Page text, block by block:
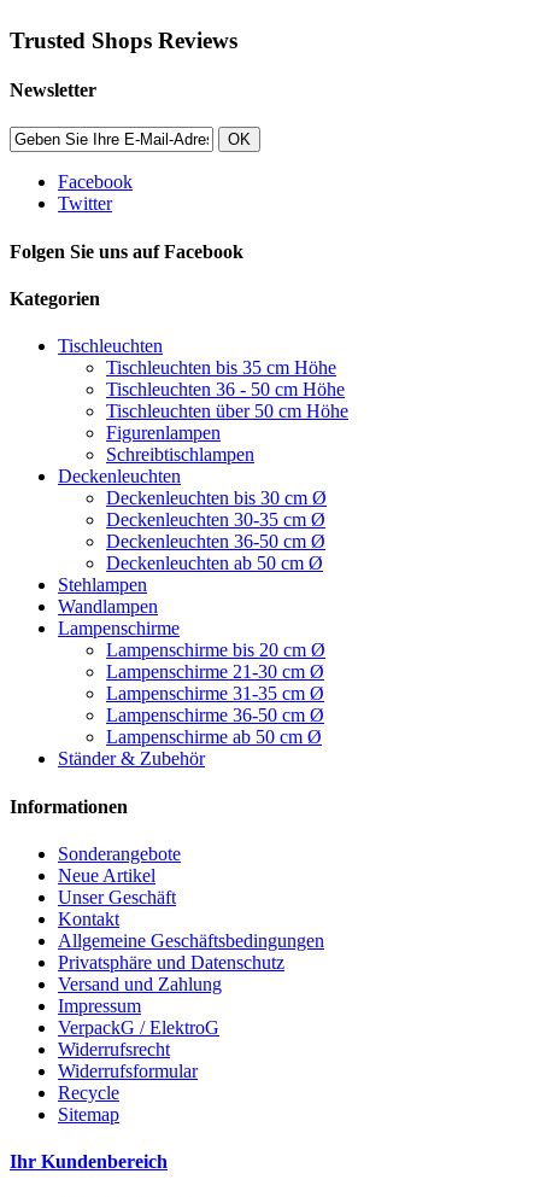
Trusted Shops Reviews
Newsletter
OK
Facebook
Twitter
Folgen Sie uns auf Facebook
Kategorien
Tischleuchten
Tischleuchten bis 35 cm Höhe
Tischleuchten 36 - 50 cm Höhe
Tischleuchten über 50 cm Höhe
Figurenlampen
Schreibtischlampen
Deckenleuchten
Deckenleuchten bis 30 cm Ø
Deckenleuchten 30-35 cm Ø
Deckenleuchten 36-50 cm Ø
Deckenleuchten ab 50 cm Ø
Stehlampen
Wandlampen
Lampenschirme
Lampenschirme bis 20 cm Ø
Lampenschirme 21-30 cm Ø
Lampenschirme 31-35 cm Ø
Lampenschirme 36-50 cm Ø
Lampenschirme ab 50 cm Ø
Ständer & Zubehör
Informationen
Sonderangebote
Neue Artikel
Unser Geschäft
Kontakt
Allgemeine Geschäftsbedingungen
Privatsphäre und Datenschutz
Versand und Zahlung
Impressum
VerpackG / ElektroG
Widerrufsrecht
Widerrufsformular
Recycle
Sitemap
Ihr Kundenbereich